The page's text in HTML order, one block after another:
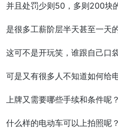
并且处罚少则50，多则200块
是很多工薪阶层半天甚至一天
这可不是开玩笑，谁跟自己口
可是又有很多人不知道如何给
上牌又需要哪些手续和条件呢？
什么样的电动车可以上拍照呢？